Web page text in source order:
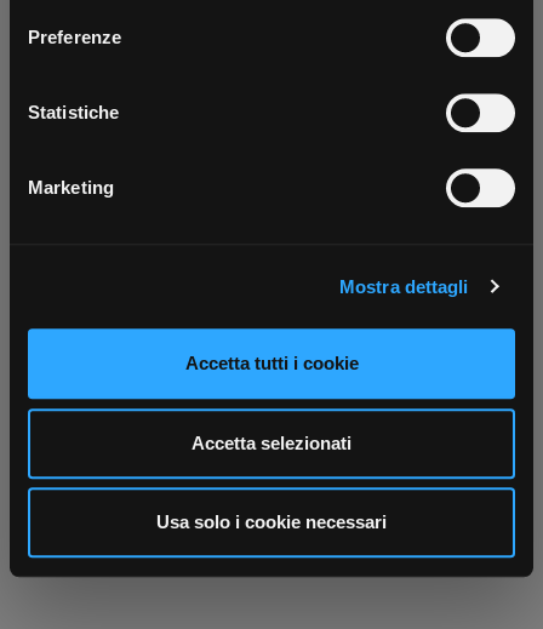
raccogliere informazioni sulla tua posizione
geografica, con un'approssimazione di qualche
Identificare il tuo dispositivo, scansionandolo
Approfondisci come vengono elaborati i tuoi dati personali
dalla Dichiarazione sui cookie.
Utilizziamo i cookie per personalizzare contenuti ed
analizzare il nostro traffico. Condividiamo inoltre
informazioni sul modo in cui utilizza il nostro sito con i
nostri partner che si occupano di analisi dei dati web,
pubblicità e social media, i quali potrebbero combinarle
Preferenze
Statistiche
Marketing
Mostra dettagli
Accetta tutti i cookie
Accetta selezionati
Usa solo i cookie necessari
tutti i servizi ovunque tu sia!
Scarica ora